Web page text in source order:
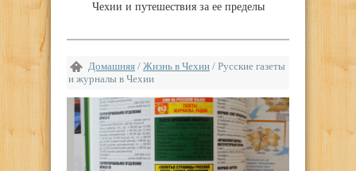
Чехии и путешествия за ее пределы
Домашняя / Жизнь в Чехии / Русские газеты
и журналы в Чехии